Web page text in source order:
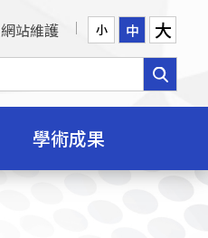
網站維護 小 中 大
學術成果